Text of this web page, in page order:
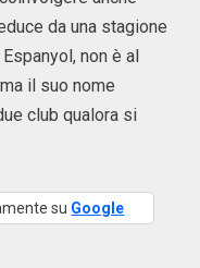
da una stagione
non è al
il suo nome
club qualora si
su Google